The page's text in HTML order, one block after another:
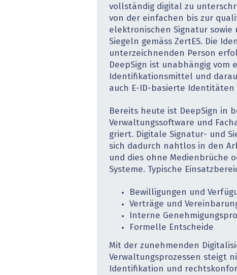
vollständig digital zu
von der einfachen bis zur
elektronischen Signatur sowie
Siegeln gemäss ZertES. Die
unterzeichnenden Person
DeepSign ist unabhängig vom
Identifikationsmittel und
auch E-ID-basierte
Bereits heute ist DeepSign in
Verwaltungssoftware und
griert. Digitale Signatur- und
sich dadurch nahtlos in den
und dies ohne Medienbrüche
Systeme. Typische
Bewilligungen und
Verträge und
Interne
Formelle Entscheide
Mit der zunehmenden
Verwaltungsprozessen steigt
Identifikation und